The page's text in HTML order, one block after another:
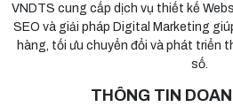
VNDTS cung cấp dịch vụ thiết kế
SEO và giải pháp Digital Marketing
hàng, tối ưu chuyển đổi và phát triển
số.
THÔNG TIN